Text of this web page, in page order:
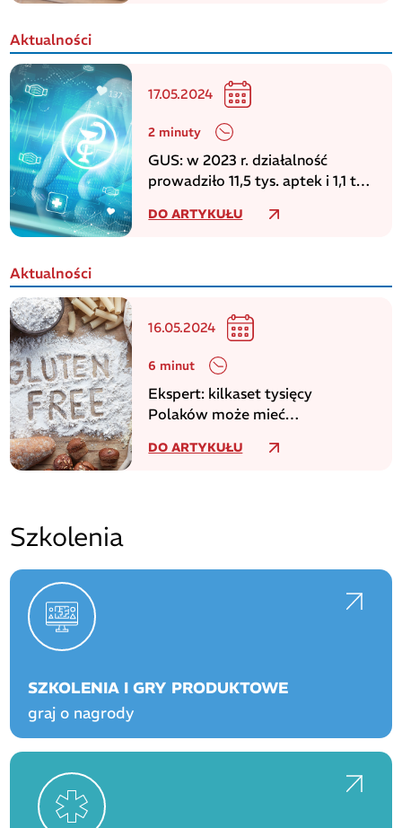
Aktualności
17.05.2024
2 minuty
GUS: w 2023 r. działalność
prowadziło 11,5 tys. aptek i 1,1 tys.
DO ARTYKUŁU
Aktualności
16.05.2024
6 minut
Ekspert: kilkaset tysięcy
Polaków może mieć
DO ARTYKUŁU
Szkolenia
SZKOLENIA I GRY PRODUKTOWE
graj o nagrody